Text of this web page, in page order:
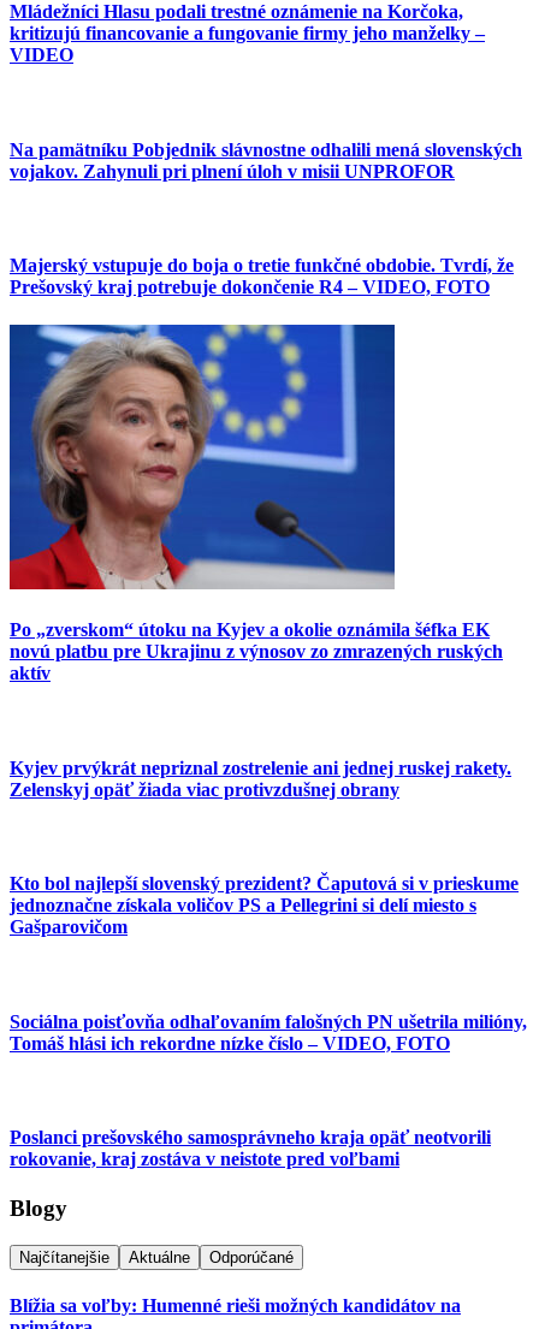
Mládežníci Hlasu podali trestné oznámenie na Korčoka,
kritizujú financovanie a fungovanie firmy jeho manželky –
VIDEO
Na pamätníku Pobjednik slávnostne odhalili mená slovenských
vojakov. Zahynuli pri plnení úloh v misii UNPROFOR
Majerský vstupuje do boja o tretie funkčné obdobie. Tvrdí, že
Prešovský kraj potrebuje dokončenie R4 – VIDEO, FOTO
Po „zverskom“ útoku na Kyjev a okolie oznámila šéfka EK
novú platbu pre Ukrajinu z výnosov zo zmrazených ruských
aktív
Kyjev prvýkrát nepriznal zostrelenie ani jednej ruskej rakety.
Zelenskyj opäť žiada viac protivzdušnej obrany
Kto bol najlepší slovenský prezident? Čaputová si v prieskume
jednoznačne získala voličov PS a Pellegrini si delí miesto s
Gašparovičom
Sociálna poisťovňa odhaľovaním falošných PN ušetrila milióny,
Tomáš hlási ich rekordne nízke číslo – VIDEO, FOTO
Poslanci prešovského samosprávneho kraja opäť neotvorili
rokovanie, kraj zostáva v neistote pred voľbami
Blogy
Najčítanejšie Aktuálne Odporúčané
Blížia sa voľby: Humenné rieši možných kandidátov na